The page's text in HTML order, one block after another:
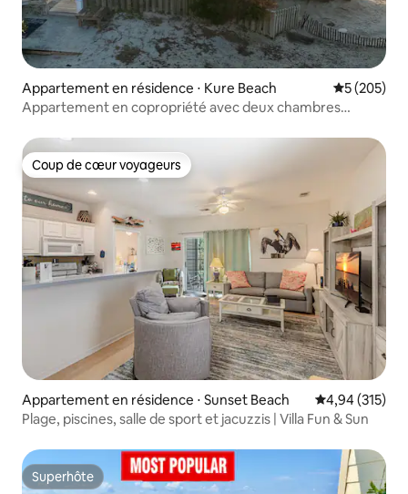
Appartement en résidence ⋅ Kure Beach Évaluation
5 (205)
Appartement en copropriété avec deux chambres
Coup de cœur voyageurs
Coup de cœur voyageurs
Appartement en résidence ⋅ Sunset Beach Évaluation
4,94 (315)
Plage, piscines, salle de sport et jacuzzis | Villa Fun & Sun
Superhôte
Superhôte